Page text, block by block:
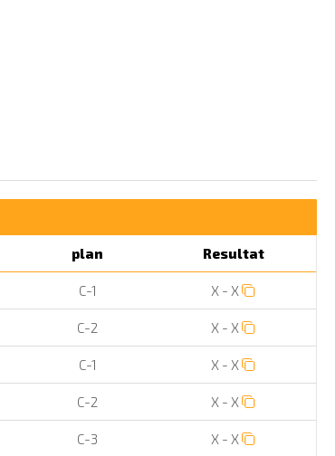
plan Resultat
C-1 X - X
C-2 X - X
C-1 X - X
C-2 X - X
C-3 X - X